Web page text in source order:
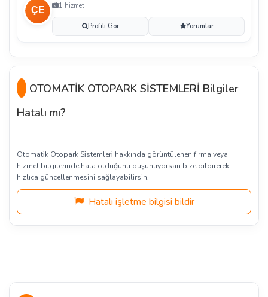
1 hizmet
Profili Gör Yorumlar
OTOMATİK OTOPARK SİSTEMLERİ Bilgiler
Hatalı mı?
Otomati̇k Otopark Si̇stemleri̇ hakkında görüntülenen firma veya
hizmet bilgilerinde hata olduğunu düşünüyorsan bize bildirerek
hızlıca güncellenmesini sağlayabilirsin.
Hatalı işletme bilgisi bildir